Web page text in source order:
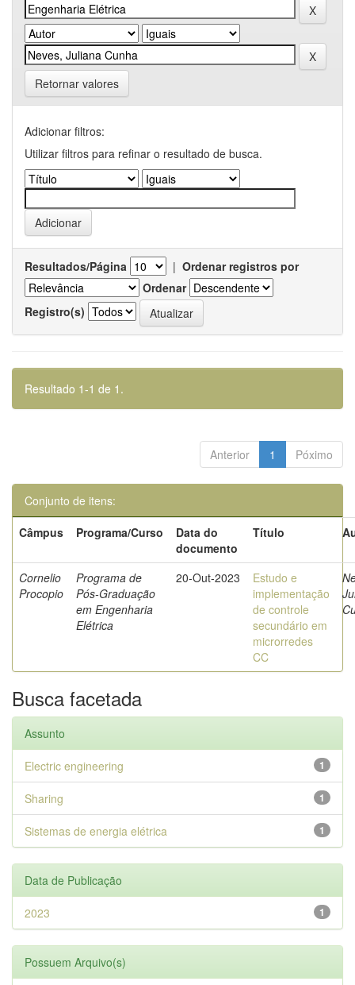
Retornar valores
Adicionar filtros:
Utilizar filtros para refinar o resultado de busca.
Resultados/Página | Ordenar registros por
Ordenar
Registro(s)
Resultado 1-1 de 1.
Anterior 1 Póximo
Conjunto de itens:
Câmpus
Programa/Curso
Data do
documento
Título
Cornelio
Procopio
Programa de
Pós-Graduação
em Engenharia
Elétrica
20-Out-2023
Estudo e
implementação
de controle
secundário em
microrredes
CC
Busca facetada
Assunto
1
Electric engineering
1
Sharing
1
Sistemas de energia elétrica
Data de Publicação
1
2023
Possuem Arquivo(s)